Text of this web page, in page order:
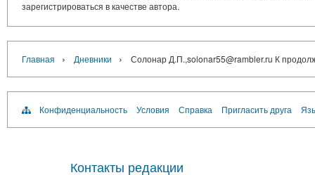
зарегистрироваться в качестве автора.
Главная › Дневники › Солонар Д.П.,solonar55@rambler.ru К
Конфиденциальность Условия Справка Пригласить друга
Контакты редакции